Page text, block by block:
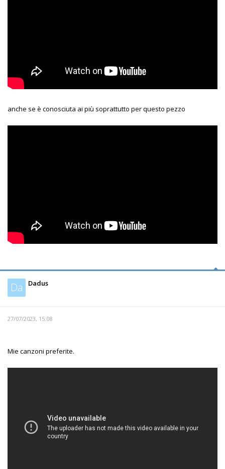
anche se è conosciuta ai più soprattutto per questo pezzo
Da Dadus
27/07/2023, 15:08
Mie canzoni preferite.